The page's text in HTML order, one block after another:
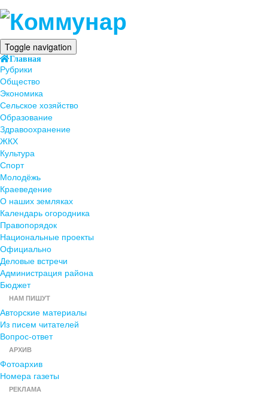
Toggle navigation
Главная
Рубрики
Общество
Экономика
Сельское хозяйство
Образование
Здравоохранение
ЖКХ
Культура
Спорт
Молодёжь
Краеведение
О наших земляках
Календарь огородника
Правопорядок
Национальные проекты
Официально
Деловые встречи
Администрация района
Бюджет
НАМ ПИШУТ
Авторские материалы
Из писем читателей
Вопрос-ответ
АРХИВ
Фотоархив
Номера газеты
РЕКЛАМА